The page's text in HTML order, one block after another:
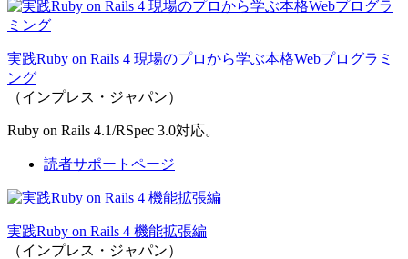
実践Ruby on Rails 4 現場のプロから学ぶ本格Webプログラミ
ング
（インプレス・ジャパン）
Ruby on Rails 4.1/RSpec 3.0対応。
読者サポートページ
実践Ruby on Rails 4 機能拡張編
（インプレス・ジャパン）